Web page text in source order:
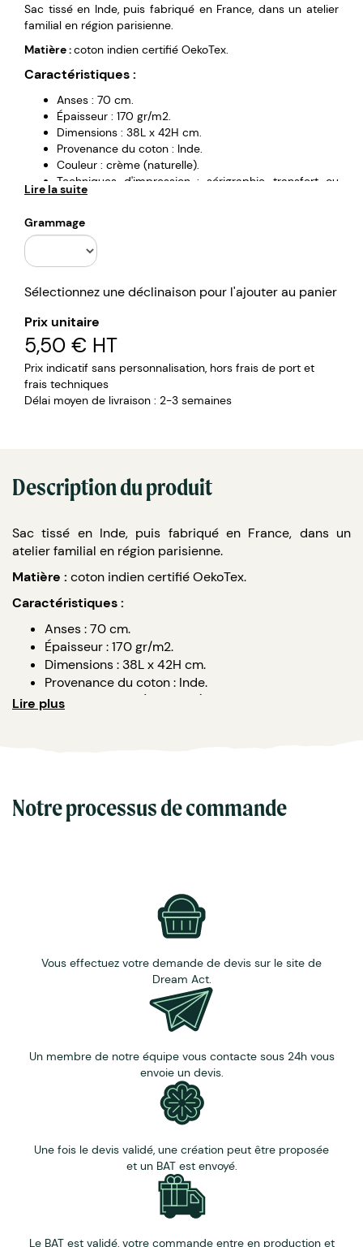
Sac tissé en Inde, puis fabriqué en France, dans un atelier
familial en région parisienne.
Matière :coton indien certifié OekoTex.
Caractéristiques :
Anses : 70 cm.
Épaisseur : 170 gr/m2.
Dimensions : 38L x 42H cm.
Provenance du coton : Inde.
Couleur : crème (naturelle).
Techniques d'impression : sérigraphie, transfert ou
numérique.
Lire la suite
Grammage
Sélectionnez une déclinaison pour l'ajouter au panier
Prix unitaire
5,50 € HT
Prix indicatif sans personnalisation, hors frais de port et
frais techniques
Délai moyen de livraison : 2-3 semaines
Description du produit
Sac tissé en Inde, puis fabriqué en France, dans un
atelier familial en région parisienne.
Matière : coton indien certifié OekoTex.
Caractéristiques :
Anses : 70 cm.
Épaisseur : 170 gr/m2.
Dimensions : 38L x 42H cm.
Provenance du coton : Inde.
Couleur : crème (naturelle).
Lire plus
Notre processus de commande
Vous effectuez votre demande de devis sur le site de
Dream Act.
Un membre de notre équipe vous contacte sous 24h vous
envoie un devis.
Une fois le devis validé, une création peut être proposée
et un BAT est envoyé.
Le BAT est validé, votre commande entre en production et